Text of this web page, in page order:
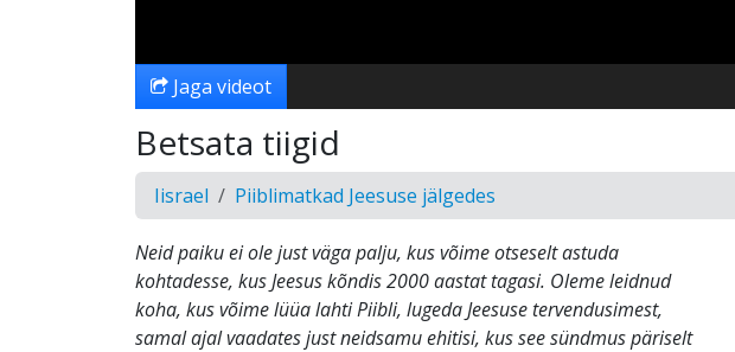
Jaga videot
Betsata tiigid
Iisrael Piiblimatkad Jeesuse jälgedes
Neid paiku ei ole just väga palju, kus võime otseselt astuda
kohtadesse, kus Jeesus kõndis 2000 aastat tagasi. Oleme leidnud
koha, kus võime lüüa lahti Piibli, lugeda Jeesuse tervendusimest,
samal ajal vaadates just neidsamu ehitisi, kus see sündmus päriselt